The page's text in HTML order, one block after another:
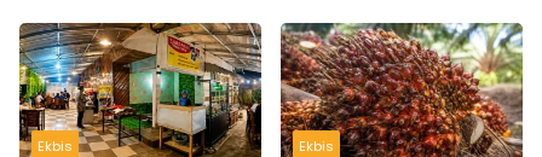
Panduan Pemupukannya
Ekbis Ekbis